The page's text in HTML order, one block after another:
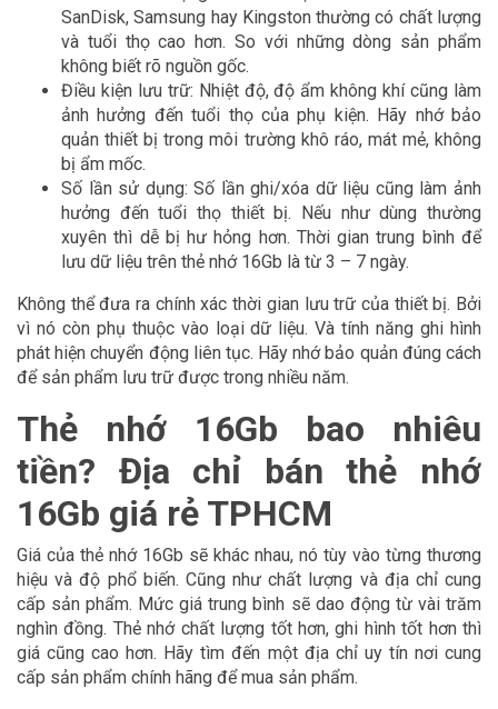
SanDisk, Samsung hay Kingston thường có chất lượng
và tuổi thọ cao hơn. So với những dòng sản phẩm
không biết rõ nguồn gốc.
Điều kiện lưu trữ: Nhiệt độ, độ ẩm không khí cũng làm
ảnh hưởng đến tuổi thọ của phụ kiện. Hãy nhớ bảo
quản thiết bị trong môi trường khô ráo, mát mẻ, không
bị ẩm mốc.
Số lần sử dụng: Số lần ghi/xóa dữ liệu cũng làm ảnh
hưởng đến tuổi thọ thiết bị. Nếu như dùng thường
xuyên thì dễ bị hư hỏng hơn. Thời gian trung bình để
lưu dữ liệu trên thẻ nhớ 16Gb là từ 3 – 7 ngày.
Không thể đưa ra chính xác thời gian lưu trữ của thiết bị. Bởi
vì nó còn phụ thuộc vào loại dữ liệu. Và tính năng ghi hình
phát hiện chuyển động liên tục. Hãy nhớ bảo quản đúng cách
để sản phẩm lưu trữ được trong nhiều năm.
Thẻ nhớ 16Gb bao nhiêu
tiền? Địa chỉ bán thẻ nhớ
16Gb giá rẻ TPHCM
Giá của thẻ nhớ 16Gb sẽ khác nhau, nó tùy vào từng thương
hiệu và độ phổ biến. Cũng như chất lượng và địa chỉ cung
cấp sản phẩm. Mức giá trung bình sẽ dao động từ vài trăm
nghìn đồng. Thẻ nhớ chất lượng tốt hơn, ghi hình tốt hơn thì
giá cũng cao hơn. Hãy tìm đến một địa chỉ uy tín nơi cung
cấp sản phẩm chính hãng để mua sản phẩm.